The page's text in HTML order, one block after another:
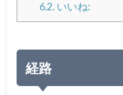
6.2.いいね:
経路